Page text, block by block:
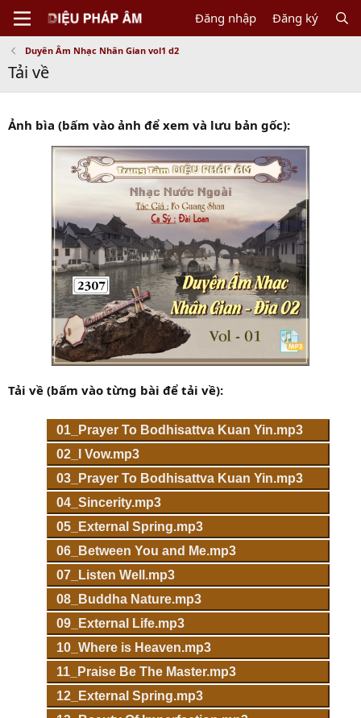
Đăng nhập Đăng ký
Duyên Âm Nhạc Nhân Gian vol1 d2
Tải về
Ảnh bìa (bấm vào ảnh để xem và lưu bản gốc):
Tải về (bấm vào từng bài để tải về):